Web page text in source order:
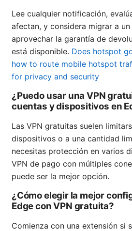
Lee cualquier notificación,
afectan, y considera migrar a
aprovechar la garantía de
está disponible. Does hotspot
how to route mobile hotspot
for privacy and security
¿Puedo usar una VPN
cuentas y dispositivos en
Las VPN gratuitas suelen
dispositivos o a una cantidad
necesitas protección en varios
VPN de pago con múltiples
puede ser la mejor opción.
¿Cómo elegir la mejor
Edge con VPN gratuita?
Comienza con una extensión si